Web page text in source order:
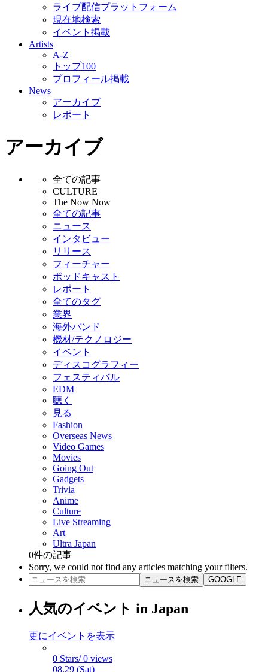
ライブ配信プラットフォーム
現在地検索
イベント掲載
Artists
A-Z
トップ100
プロフィール掲載
News
アーカイブ
レポート
アーカイブ
全ての記事
CULTURE
The Now Now
全ての記事
ニュース
インタビュー
リリース
フィーチャー
ポッドキャスト
レポート
全てのタグ
業界
海外バンド
機材/テクノロジー
イベント
ディスコグラフィー
フェスティバル
EDM
聴く
見る
Fashion
Overseas News
Video Games
Movies
Going Out
Gadgets
Trivia
Anime
Culture
Live Streaming
Art
Ultra Japan
0件の記事
Sorry, we could not find any articles matching your filters.
ニュースを検索 GOOGLE
人気のイベント in Japan
更にイベントを表示
0 Stars/ 0 views
08.29 (Sat)